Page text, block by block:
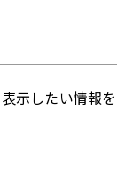
示したい情報